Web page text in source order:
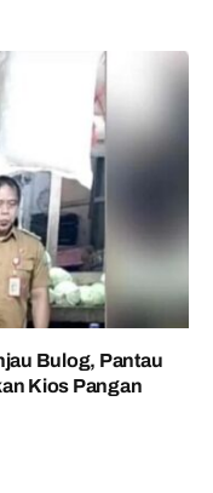
Bulog, Pantau
Kios Pangan